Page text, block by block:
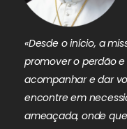
«Desde o início, a
promover o perdão
acompanhar e dar
encontre em
ameaçada, onde